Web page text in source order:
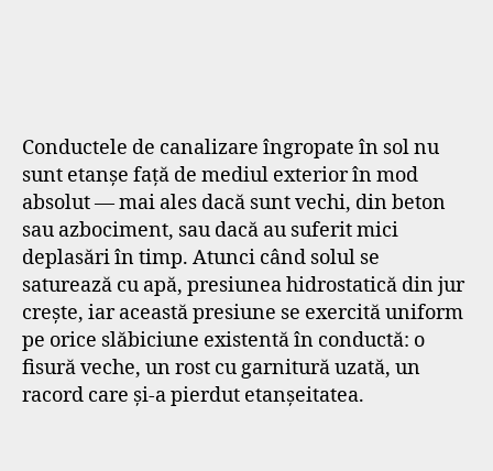
Conductele de canalizare îngropate în sol nu
sunt etanșe față de mediul exterior în mod
absolut — mai ales dacă sunt vechi, din beton
sau azbociment, sau dacă au suferit mici
deplasări în timp. Atunci când solul se
saturează cu apă, presiunea hidrostatică din jur
crește, iar această presiune se exercită uniform
pe orice slăbiciune existentă în conductă: o
fisură veche, un rost cu garnitură uzată, un
racord care și-a pierdut etanșeitatea.